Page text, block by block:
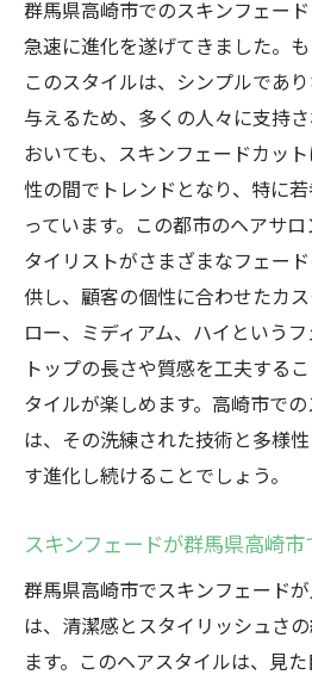
スキンフェードで個性
高崎市のトレンドに敏
スキンフェードが若者
スキンフェードで変わるあ
体験する新たな自分
スキンフェードがもた
高崎市で新しい自分
ード
スキンフェードがもた
印象を一新するスキン
高崎市でスキンフェー
新たな自分を発見する
高崎市でスキンフェードを
敏感なあなたへ
トレンドに敏感な人の
ド
群馬県高崎市でのスキンフェー
急速に進化を遂げてきました。
このスタイルは、シンプルであ
与えるため、多くの人々に支持
おいても、スキンフェードカッ
性の間でトレンドとなり、特に
っています。この都市のヘアサ
タイリストがさまざまなフェー
供し、顧客の個性に合わせたカス
ロー、ミディアム、ハイというフ
トップの長さや質感を工夫する
タイルが楽しめます。高崎市で
は、その洗練された技術と多様
す進化し続けることでしょう。
スキンフェードが群馬県高崎
群馬県高崎市でスキンフェード
は、清潔感とスタイリッシュさ
ます。このヘアスタイルは、見